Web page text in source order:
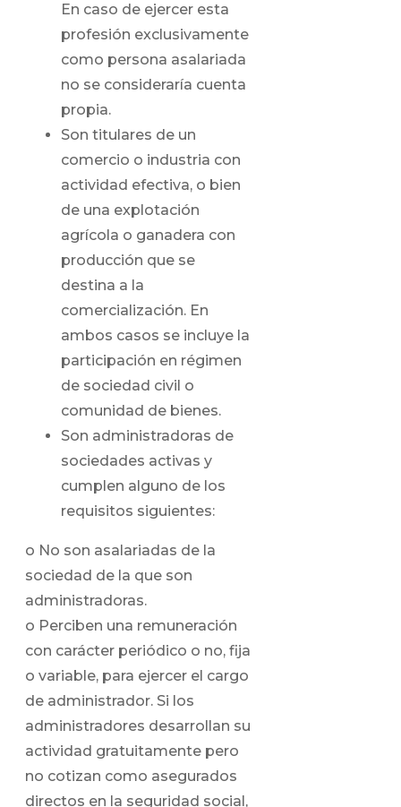
En caso de ejercer esta
profesión exclusivamente
como persona asalariada
no se consideraría cuenta
propia.
Son titulares de un
comercio o industria con
actividad efectiva, o bien
de una explotación
agrícola o ganadera con
producción que se
destina a la
comercialización. En
ambos casos se incluye la
participación en régimen
de sociedad civil o
comunidad de bienes.
Son administradoras de
sociedades activas y
cumplen alguno de los
requisitos siguientes:
o No son asalariadas de la
sociedad de la que son
administradoras.
o Perciben una remuneración
con carácter periódico o no, fija
o variable, para ejercer el cargo
de administrador. Si los
administradores desarrollan su
actividad gratuitamente pero
no cotizan como asegurados
directos en la seguridad social,